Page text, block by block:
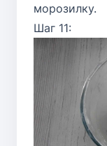
морозилку.
Шаг 11: